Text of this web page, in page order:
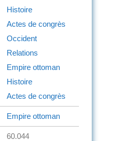
Histoire
Actes de congrès
Occident
Relations
Empire ottoman
Histoire
Actes de congrès
Empire ottoman
60.044